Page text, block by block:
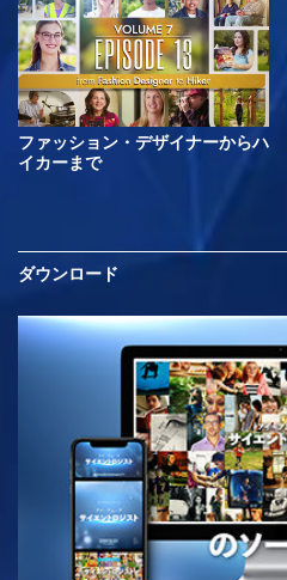
ファッション・デザイナーからハ
イカーまで
ダウンロード